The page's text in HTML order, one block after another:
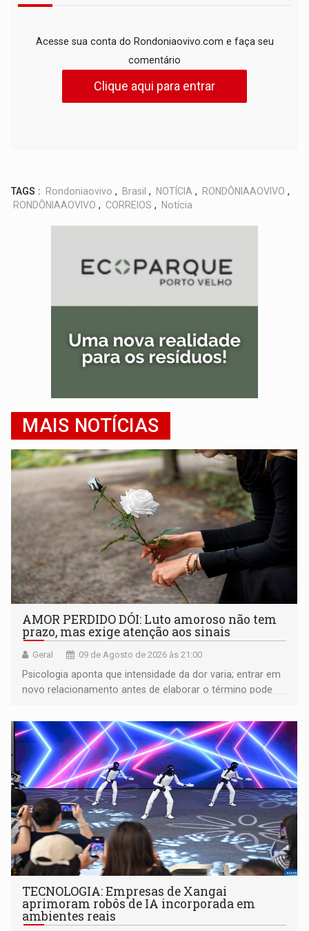
Acesse sua conta do Rondoniaovivo.com e faça seu
comentário
Clique aqui para entrar
TAGS : Rondoniaovivo , Brasil , NOTÍCIA , RONDÔNIAAOVIVO ,
RONDÔNIAAOVIVO , CORREIOS , Notícia
MAIS NOTÍCIAS
AMOR PERDIDO DÓI: Luto amoroso não tem
prazo, mas exige atenção aos sinais
Geral 09 de Agosto de 2026 às 21:00
Psicologia aponta que intensidade da dor varia; entrar em
novo relacionamento antes de elaborar o término pode
TECNOLOGIA: Empresas de Xangai
aprimoram robôs de IA incorporada em
ambientes reais